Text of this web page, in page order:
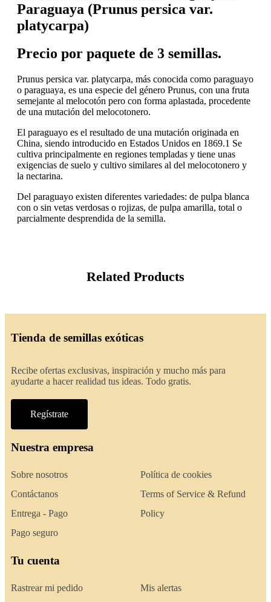
Paraguaya (Prunus persica var.
platycarpa)
Precio por paquete de 3 semillas.
Prunus persica var. platycarpa, más conocida como paraguayo
o paraguaya, es una especie del género Prunus, con una fruta
semejante al melocotón pero con forma aplastada, procedente
de una mutación del melocotonero.
El paraguayo es el resultado de una mutación originada en
China, siendo introducido en Estados Unidos en 1869.1 Se
cultiva principalmente en regiones templadas y tiene unas
exigencias de suelo y cultivo similares al del melocotonero y
la nectarina.
Del paraguayo existen diferentes variedades: de pulpa blanca
con o sin vetas verdosas o rojizas, de pulpa amarilla, total o
parcialmente desprendida de la semilla.
Related Products
Tienda de semillas exóticas
Recibe ofertas exclusivas, inspiración y mucho más para
ayudarte a hacer realidad tus ideas. Todo gratis.
Regístrate
Nuestra empresa
Sobre nosotros
Contáctanos
Entrega - Pago
Pago seguro
Política de cookies
Terms of Service & Refund
Policy
Tu cuenta
Rastrear mi pedido Mis alertas